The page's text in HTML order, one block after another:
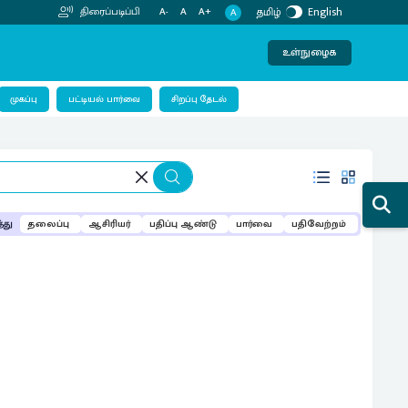
திரைப்படிப்பி A- A A+ A தமிழ் English
உள்நுழைக
முகப்பு பட்டியல் பார்வை சிறப்பு தேடல்
தலைப்பு ஆசிரியர் பதிப்பு ஆண்டு பார்வை பதிவேற்றம்